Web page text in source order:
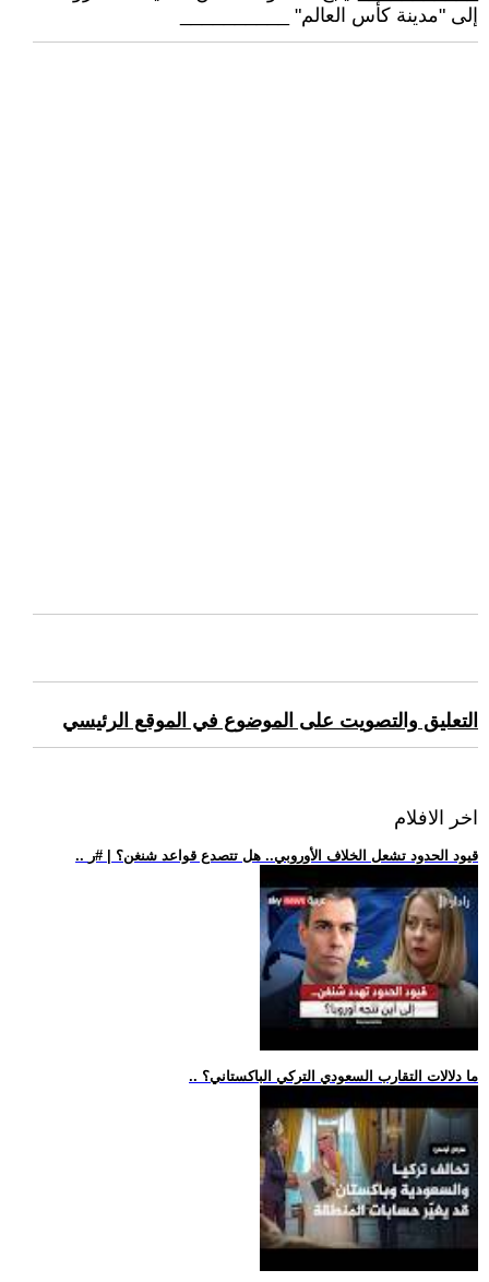
إلى "مدينة كأس العالم" __________
التعليق والتصويت على الموضوع في الموقع الرئيسي
اخر الافلام
.. قيود الحدود تشعل الخلاف الأوروبي.. هل تتصدع قواعد شنغن؟ | #ر
.. ما دلالات التقارب السعودي التركي الباكستاني؟